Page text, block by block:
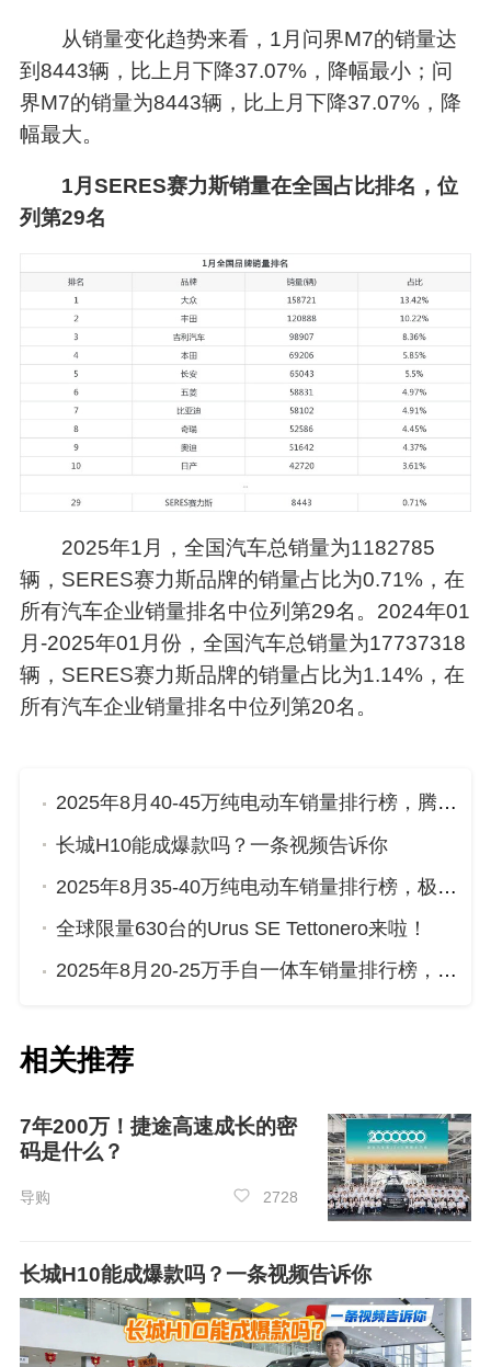
从销量变化趋势来看，1月问界M7的销量达
到8443辆，比上月下降37.07%，降幅最小；问
界M7的销量为8443辆，比上月下降37.07%，降
幅最大。
1月SERES赛力斯销量在全国占比排名，位
列第29名
2025年1月，全国汽车总销量为1182785
辆，SERES赛力斯品牌的销量占比为0.71%，在
所有汽车企业销量排名中位列第29名。2024年01
月-2025年01月份，全国汽车总销量为17737318
辆，SERES赛力斯品牌的销量占比为1.14%，在
所有汽车企业销量排名中位列第20名。
2025年8月40-45万纯电动车销量排行榜，腾势D9位居第二，第一名你绝对想不到
长城H10能成爆款吗？一条视频告诉你
2025年8月35-40万纯电动车销量排行榜，极氪001位居第二，第一名你绝对想不到
全球限量630台的Urus SE Tettonero来啦！
2025年8月20-25万手自一体车销量排行榜，红旗HS5屈居第三，传祺GS8成最大黑马
相关推荐
7年200万！捷途高速成长的密
码是什么？
导购 2728
长城H10能成爆款吗？一条视频告诉你